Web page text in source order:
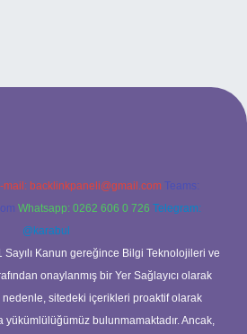
mail: backlinkpaneli@gmail.com Teams:
Whatsapp: 0262 606 0 726 Telegram:
@karabul
Sayılı Kanun gereğince Bilgi Teknolojileri ve
onaylanmış bir Yer Sağlayıcı olarak
nedenle, sitedeki içerikleri proaktif olarak
yükümlülüğümüz bulunmamaktadır. Ancak,